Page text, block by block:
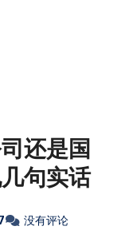
还是国
句实话
没有评论